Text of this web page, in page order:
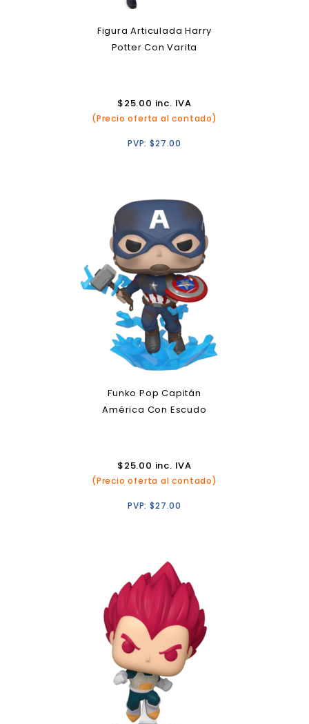
Figura Articulada Harry
Potter Con Varita
$25.00 inc. IVA
(Precio oferta al contado)
PVP:$27.00
Funko Pop Capitán
América Con Escudo
$25.00 inc. IVA
(Precio oferta al contado)
PVP:$27.00